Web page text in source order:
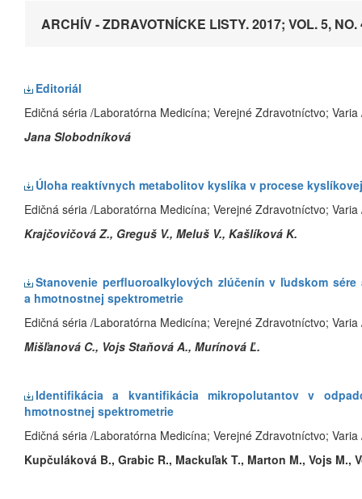
ARCHÍV - ZDRAVOTNÍCKE LISTY. 2017; VOL. 5, NO.
Editoriál
Edičná séria /Laboratórna Medicína; Verejné Zdravotníctvo; Varia
Jana Slobodníková
Úloha reaktívnych metabolitov kyslíka v procese
Edičná séria /Laboratórna Medicína; Verejné Zdravotníctvo; Varia
Krajčovičová Z., Greguš V., Meluš V., Kašlíková K.
Stanovenie perfluoroalkylových zlúčenín v ľudskom
a hmotnostnej spektrometrie
Edičná séria /Laboratórna Medicína; Verejné Zdravotníctvo; Varia
Mišľanová C., Vojs Staňová A., Murínová Ľ.
Identifikácia a kvantifikácia mikropolutantov v
hmotnostnej spektrometrie
Edičná séria /Laboratórna Medicína; Verejné Zdravotníctvo; Varia
Kupčuláková B., Grabic R., Mackuľak T., Marton M., Vojs M.,